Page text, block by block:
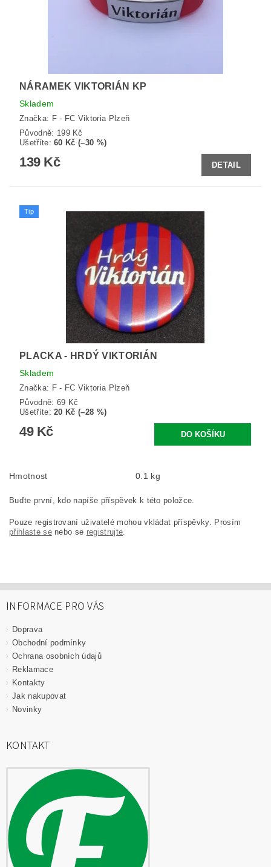
NÁRAMEK VIKTORIÁN KP
Skladem
Značka: F - FC Viktoria Plzeň
Původně: 199 Kč
Ušetříte:60 Kč (–30 %)
139 Kč DETAIL
Tip
PLACKA - HRDÝ VIKTORIÁN
Skladem
Značka: F - FC Viktoria Plzeň
Původně: 69 Kč
Ušetříte:20 Kč (–28 %)
49 Kč
Hmotnost 0.1 kg
Buďte první, kdo napíše příspěvek k této položce.
Pouze registrovaní uživatelé mohou vkládat příspěvky. Prosím
přihlaste senebo se registrujte
INFORMACE PRO VÁS
Doprava
Obchodní podmínky
Ochrana osobních údajů
Reklamace
Kontakty
Jak nakupovat
Novinky
KONTAKT